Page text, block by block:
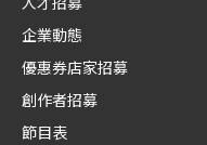
企業動態
優惠券店家招募
創作者招募
節目表